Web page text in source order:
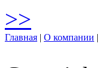
>>
Главная | О компании |